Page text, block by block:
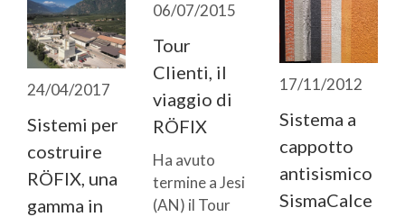
24/04/2017
Sistemi per
costruire
RÖFIX, una
gamma in
06/07/2015
Tour
Clienti, il
viaggio di
RÖFIX
Ha avuto
termine a Jesi
(AN) il Tour
17/11/2012
Sistema a
cappotto
antisismico
SismaCalce